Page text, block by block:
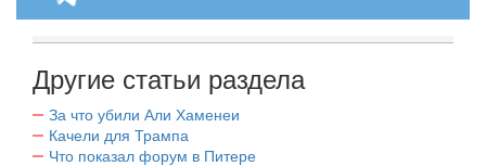
Другие статьи раздела
За что убили Али Хаменеи
Качели для Трампа
Что показал форум в Питере